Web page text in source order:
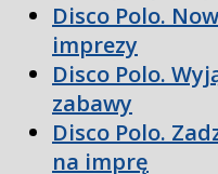
Disco Polo.
imprezy
Disco Polo.
zabawy
Disco Polo.
na imprę